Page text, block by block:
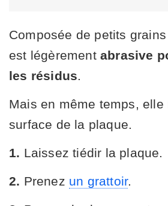
Composée de petits
est légèrement abrasive
les résidus.
Mais en même temps,
surface de la plaque.
1. Laissez tiédir la plaque.
2. Prenez un grattoir.